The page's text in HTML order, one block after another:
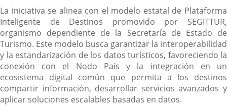
La iniciativa se alinea con el modelo estatal de Plataforma
Inteligente de Destinos promovido por SEGITTUR,
organismo dependiente de la Secretaría de Estado de
Turismo. Este modelo busca garantizar la interoperabilidad
y la estandarización de los datos turísticos, favoreciendo la
conexión con el Nodo País y la integración en un
ecosistema digital común que permita a los destinos
compartir información, desarrollar servicios avanzados y
aplicar soluciones escalables basadas en datos.